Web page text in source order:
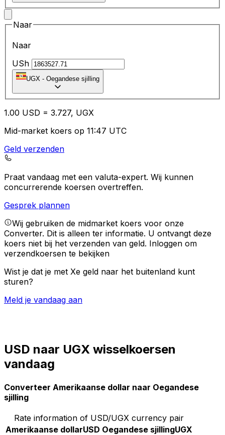
Naar
Naar
USh
UGX - Oegandese sjilling
1.00 USD = 3.727, UGX
Mid-market koers op 11:47 UTC
Geld verzenden
Praat vandaag met een valuta-expert. Wij kunnen
concurrerende koersen overtreffen.
Gesprek plannen
Wij gebruiken de midmarket koers voor onze
Converter. Dit is alleen ter informatie. U ontvangt deze
koers niet bij het verzenden van geld. Inloggen om
verzendkoersen te bekijken
Wist je dat je met Xe geld naar het buitenland kunt
sturen?
Meld je vandaag aan
USD naar UGX wisselkoersen
vandaag
Converteer Amerikaanse dollar naar Oegandese
sjilling
Rate information of USD/UGX currency pair
Amerikaanse dollarUSD Oegandese sjillingUGX